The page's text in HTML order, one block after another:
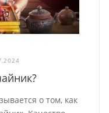
о том, как